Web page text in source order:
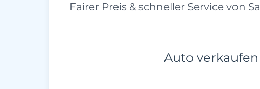
Fairer Preis & schneller Service von
Auto